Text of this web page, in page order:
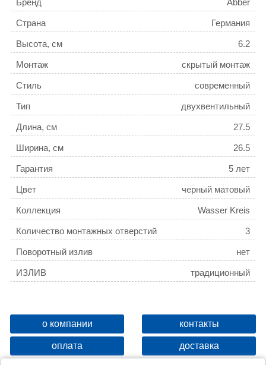
Бренд Abber
Страна Германия
Высота, см 6.2
Монтаж скрытый монтаж
Стиль современный
Тип двухвентильный
Длина, см 27.5
Ширина, см 26.5
Гарантия 5 лет
Цвет черный матовый
Коллекция Wasser Kreis
Количество монтажных отверстий 3
Поворотный излив нет
ИЗЛИВ традиционный
о компании контакты
оплата доставка